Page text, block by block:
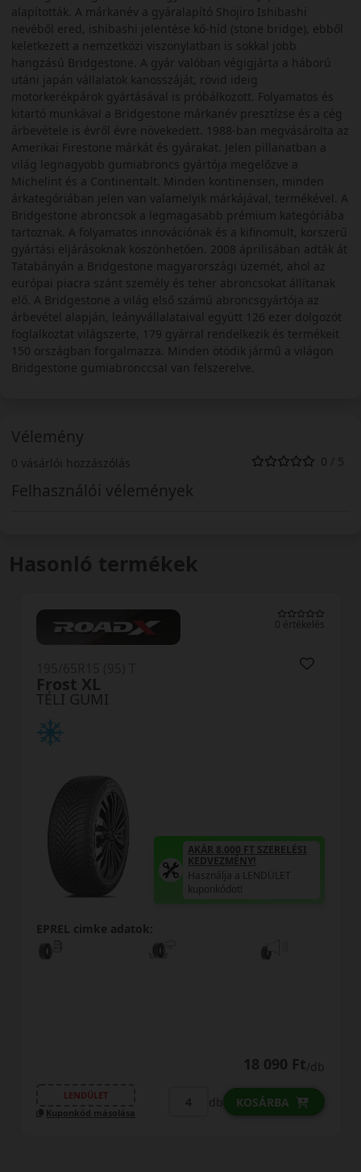
alapították. A márkanév a gyáralapító Shojiro Ishibashi
nevéből ered, ishibashi jelentése kő-híd (stone bridge), ebből
keletkezett a nemzetközi viszonylatban is sokkal jobb
hangzású Bridgestone. A gyár valóban végigjárta a háború
utáni japán vállalatok kanosszáját, rövid ideig
motorkerékpárok gyártásával is próbálkozott. Folyamatos és
kitartó munkával a Bridgestone márkanév presztízse és a cég
árbevétele is évről évre növekedett. 1988-ban megvásárolta az
Amerikai Firestone márkát és gyárakat. Jelen pillanatban a
világ legnagyobb gumiabroncs gyártója megelőzve a
Michelint és a Continentalt. Minden kontinensen, minden
árkategóriában jelen van valamelyik márkájával, termékével. A
Bridgestone abroncsok a legmagasabb prémium kategóriába
tartoznak. A folyamatos innovációnak és a kifinomult, korszerű
gyártási eljárásoknak köszönhetően. 2008 áprilisában adták át
Tatabányán a Bridgestone magyarországi üzemét, ahol az
európai piacra szánt személy és teher abroncsokat állítanak
elő. A Bridgestone a világ első számú abroncsgyártója az
árbevétel alapján, leányvállalataival együtt 126 ezer dolgozót
foglalkoztat világszerte, 179 gyárral rendelkezik és termékeit
150 országban forgalmazza. Minden ötödik jármű a világon
Bridgestone gumiabronccsal van felszerelve.
Vélemény
0 vásárlói hozzászólás 0 / 5
Felhasználói vélemények
Hasonló termékek
0 értékelés
TÉLI GUMI
LW31 I Fit+
AKÁR 8.000 FT SZERELÉSI
KEDVEZMÉNY!
Használja a LENDÜLET
kuponkódot!
EPREL cimke adatok:
18 690 Ft/db
LENDÜLET
Kuponkód másolása
db KOSÁRBA